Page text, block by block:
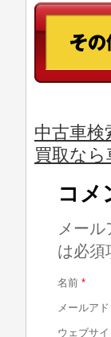
中古車
買取な
コメ
メー
は必須
名前 *
メールアド
ウェブサイ